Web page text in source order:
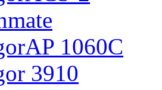
1060C
3910